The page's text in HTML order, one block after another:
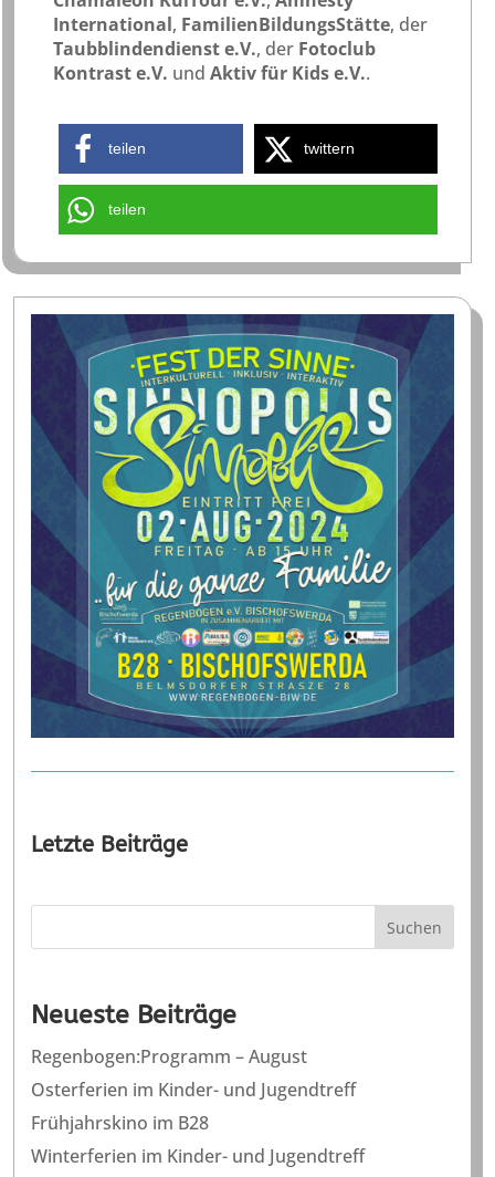
International, FamilienBildungsStätte, der
Taubblindendienst e.V., der Fotoclub
Kontrast e.V. undAktiv für Kids e.V..
teilen twittern
teilen
Letzte Beiträge
Suchen
Neueste Beiträge
Regenbogen:Programm – August
Osterferien im Kinder- und Jugendtreff
Frühjahrskino im B28
Winterferien im Kinder- und Jugendtreff